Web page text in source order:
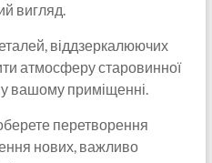
вигляд.
віддзеркалюючих
атмосферу старовинної
у вашому приміщенні.
перетворення
нових, важливо